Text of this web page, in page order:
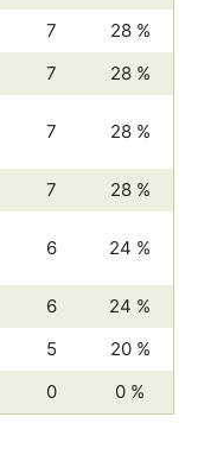
7
28 %
7 28 %
7 28 %
7 28 %
6 24 %
6
24 %
5
20 %
0 0 %